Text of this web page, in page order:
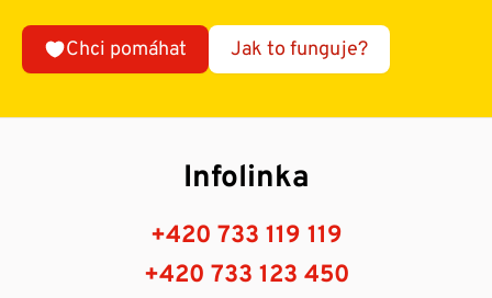
Chci pomáhat Jak to funguje?
Infolinka
+420 733 119 119
+420 733 123 450